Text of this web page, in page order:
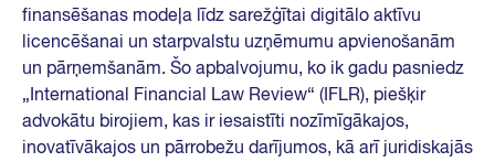
finansēšanas modeļa līdz sarežģītai digitālo aktīvu
licencēšanai un starpvalstu uzņēmumu apvienošanām
un pārņemšanām. Šo apbalvojumu, ko ik gadu pasniedz
„International Financial Law Review“ (IFLR), piešķir
advokātu birojiem, kas ir iesaistīti nozīmīgākajos,
inovatīvākajos un pārrobežu darījumos, kā arī juridiskajās